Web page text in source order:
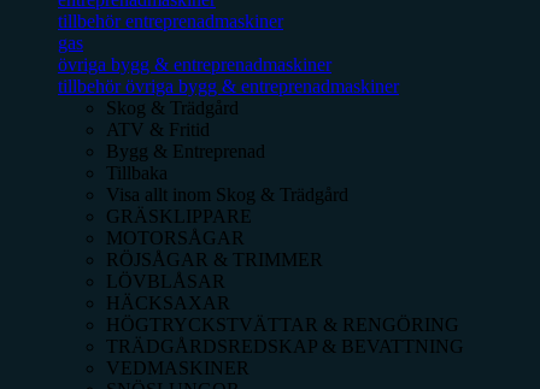
tillbehör entreprenadmaskiner
gas
övriga bygg & entreprenadmaskiner
tillbehör övriga bygg & entreprenadmaskiner
Skog & Trädgård
ATV & Fritid
Bygg & Entreprenad
Tillbaka
Visa allt inom Skog & Trädgård
GRÄSKLIPPARE
MOTORSÅGAR
RÖJSÅGAR & TRIMMER
LÖVBLÅSAR
HÄCKSAXAR
HÖGTRYCKSTVÄTTAR & RENGÖRING
TRÄDGÅRDSREDSKAP & BEVATTNING
VEDMASKINER